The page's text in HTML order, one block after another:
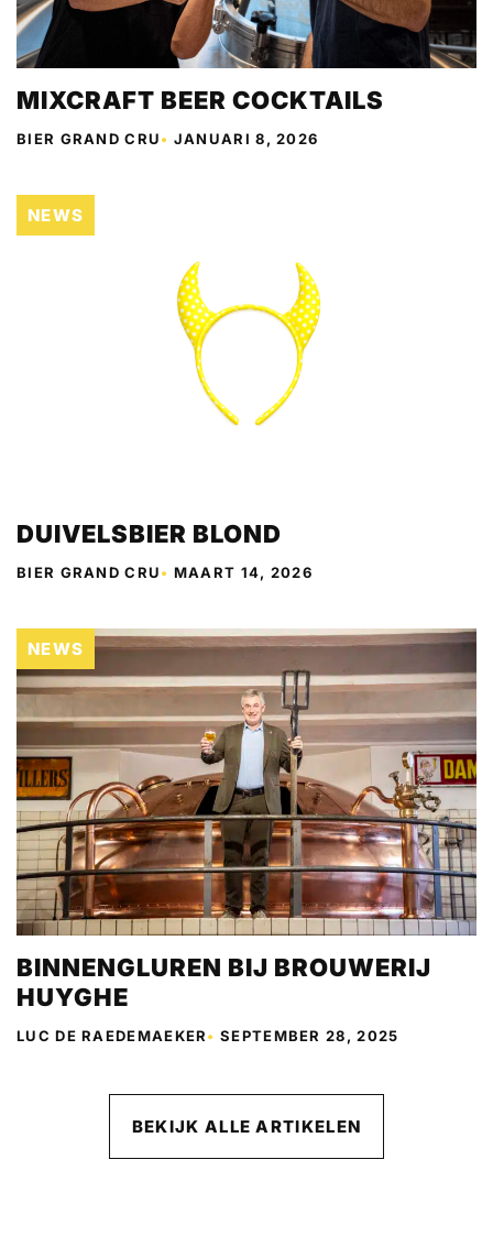
MIXCRAFT BEER COCKTAILS
BIER GRAND CRU• JANUARI 8, 2026
NEWS
DUIVELSBIER BLOND
BIER GRAND CRU• MAART 14, 2026
NEWS
BINNENGLUREN BIJ BROUWERIJ
HUYGHE
LUC DE RAEDEMAEKER•SEPTEMBER 28, 2025
BEKIJK ALLE ARTIKELEN